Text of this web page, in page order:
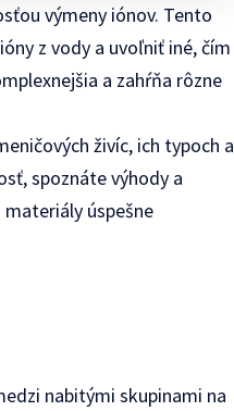
výmeny iónov. Tento
z vody a uvoľniť iné, čím
a zahŕňa rôzne
živíc, ich typoch a
spoznáte výhody a
úspešne
nabitými skupinami na